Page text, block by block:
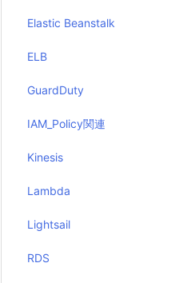
Elastic Beanstalk
ELB
GuardDuty
IAM_Policy関連
Kinesis
Lambda
Lightsail
RDS